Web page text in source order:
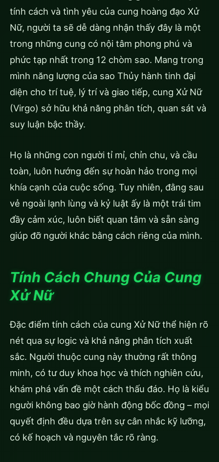
tính cách và tình yêu của cung hoàng đạo Xử
Nữ, người ta sẽ dễ dàng nhận thấy đây là một
trong những cung có nội tâm phong phú và
phức tạp nhất trong 12 chòm sao. Mang trong
mình năng lượng của sao Thủy hành tinh đại
diện cho trí tuệ, lý trí và giao tiếp, cung Xử Nữ
(Virgo) sở hữu khả năng phân tích, quan sát và
suy luận bậc thầy.
Họ là những con người tỉ mỉ, chỉn chu, và cầu
toàn, luôn hướng đến sự hoàn hảo trong mọi
khía cạnh của cuộc sống. Tuy nhiên, đằng sau
vẻ ngoài lạnh lùng và kỷ luật ấy là một trái tim
đầy cảm xúc, luôn biết quan tâm và sẵn sàng
giúp đỡ người khác bằng cách riêng của mình.
Tính Cách Chung Của Cung
Xử Nữ
Đặc điểm tính cách của cung Xử Nữ thể hiện rõ
nét qua sự logic và khả năng phân tích xuất
sắc. Người thuộc cung này thường rất thông
minh, có tư duy khoa học và thích nghiên cứu,
khám phá vấn đề một cách thấu đáo. Họ là kiểu
người không bao giờ hành động bốc đồng – mọi
quyết định đều dựa trên sự cân nhắc kỹ lưỡng,
có kế hoạch và nguyên tắc rõ ràng.